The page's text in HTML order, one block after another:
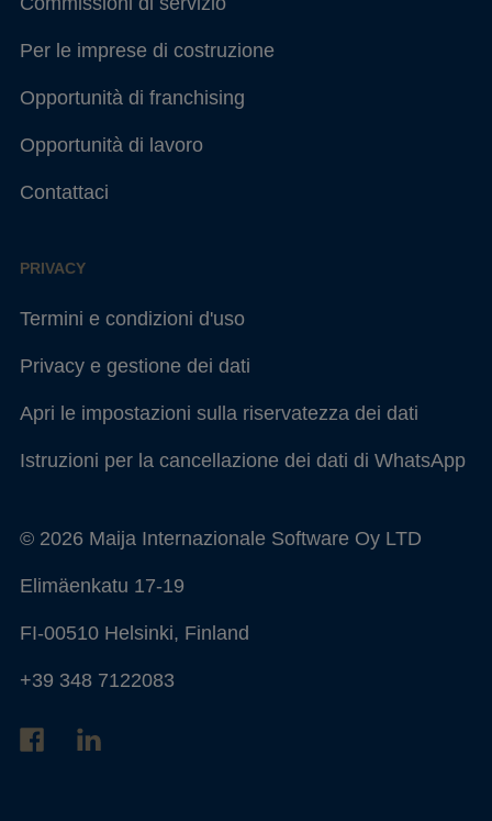
Per le imprese di costruzione
Opportunità di franchising
Opportunità di lavoro
Contattaci
PRIVACY
Termini e condizioni d'uso
Privacy e gestione dei dati
Apri le impostazioni sulla riservatezza dei dati
Istruzioni per la cancellazione dei dati di WhatsApp
© 2026 Maija Internazionale Software Oy LTD
Elimäenkatu 17-19
FI-00510 Helsinki, Finland
+39 348 7122083